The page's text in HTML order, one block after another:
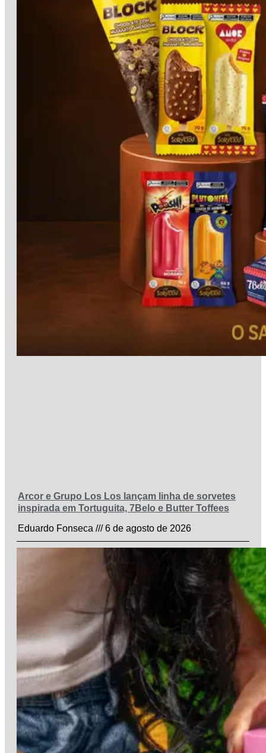
Arcor e Grupo Los Los lançam linha de sorvetes
inspirada em Tortuguita, 7Belo e Butter Toffees
Eduardo Fonseca
6 de agosto de 2026